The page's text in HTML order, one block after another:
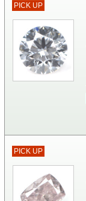
PICK UP
PICK UP